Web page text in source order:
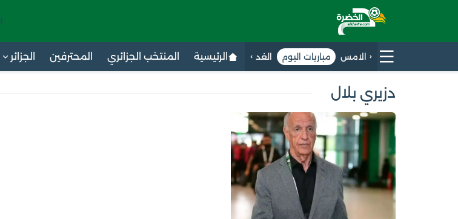
الامس مباريات اليوم الغد الرئيسية المنتخب الجزائري المحترفين الجزائر
دزيري بلال